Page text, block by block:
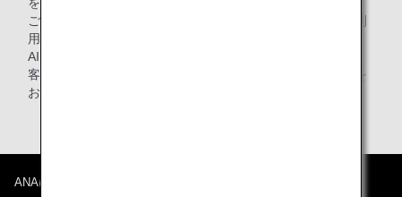
ご注意：フランクフルトからルフトハンザ航空運航便をご利
用のお客様はフランクフルト空港長距離列車用駅にある
AIRailカウンターをご利用いただけますが、ANAご利用のお
客様はご自身でANAのチェックインカウンターまで手荷物を
お持ちください。
ANAについて